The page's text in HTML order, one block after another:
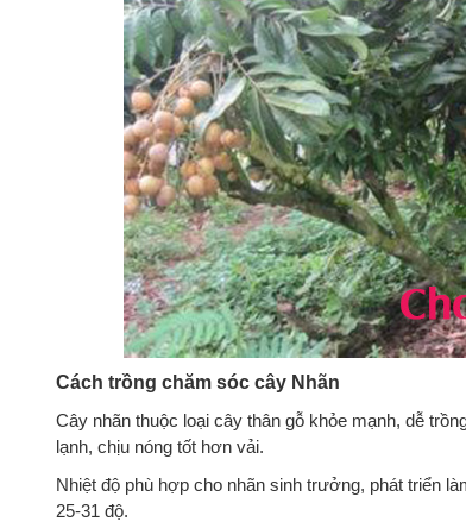
Cách trồng chăm sóc cây Nhãn
Cây nhãn thuộc loại cây thân gỗ khỏe mạnh, dễ
lạnh, chịu nóng tốt hơn vải.
Nhiệt độ phù hợp cho nhãn sinh trưởng, phát triển
25-31 độ.